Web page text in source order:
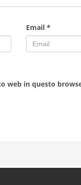
Email *
web in questo